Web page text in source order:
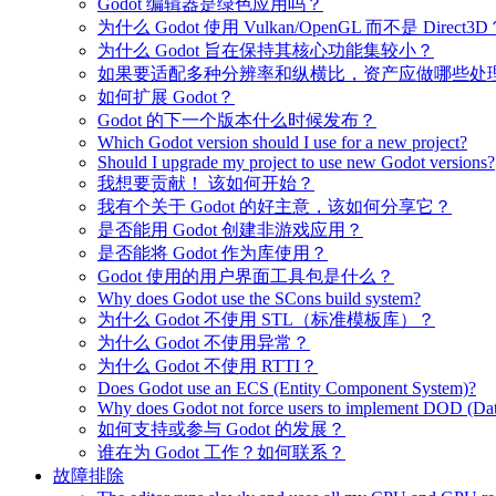
Godot 编辑器是绿色应用吗？
为什么 Godot 使用 Vulkan/OpenGL 而不是 Direct3D
为什么 Godot 旨在保持其核心功能集较小？
如果要适配多种分辨率和纵横比，资产应做哪些处
如何扩展 Godot？
Godot 的下一个版本什么时候发布？
Which Godot version should I use for a new project?
Should I upgrade my project to use new Godot versions?
我想要贡献！ 该如何开始？
我有个关于 Godot 的好主意，该如何分享它？
是否能用 Godot 创建非游戏应用？
是否能将 Godot 作为库使用？
Godot 使用的用户界面工具包是什么？
Why does Godot use the SCons build system?
为什么 Godot 不使用 STL（标准模板库）？
为什么 Godot 不使用异常？
为什么 Godot 不使用 RTTI？
Does Godot use an ECS (Entity Component System)?
Why does Godot not force users to implement DOD
如何支持或参与 Godot 的发展？
谁在为 Godot 工作？如何联系？
故障排除